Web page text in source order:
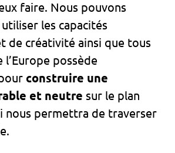
faire. Nous pouvons
les capacités
de créativité ainsi que tous
l’Europe possède
construire une
et neutre sur le plan
nous permettra de traverser